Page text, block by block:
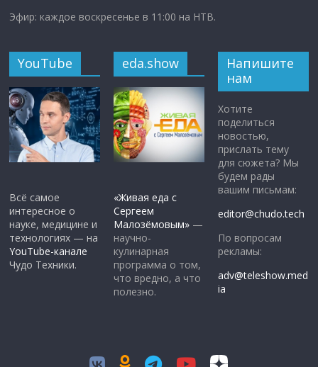
Эфир: каждое воскресенье в 11:00 на НТВ.
YouTube
Всё самое
интересное о
науке, медицине и
технологиях — на
YouTube-канале
Чудо Техники.
eda.show
«Живая еда с
Сергеем
Малозёмовым» —
научно-
кулинарная
программа о том,
что вредно, а что
полезно.
Напишите
нам
Хотите
поделиться
новостью,
прислать тему
для сюжета? Мы
будем рады
вашим письмам:
editor@chudo.tech
По вопросам
рекламы:
adv@teleshow.med
ia